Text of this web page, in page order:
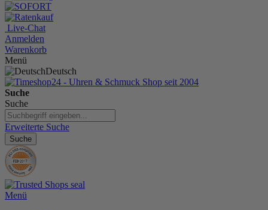
Live-Chat
Anmelden
Warenkorb
Menü
Deutsch
Suche
Suche
Erweiterte Suche
Suche
Menü